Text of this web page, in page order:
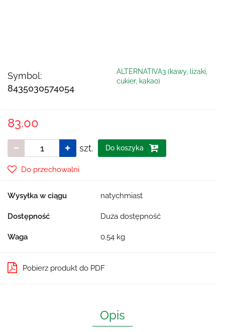
Symbol:
8435030574054
ALTERNATIVA3 (kawy, lizaki,
cukier, kakao)
83.00
szt. Do koszyka
Do przechowalni
Wysyłka w ciągu natychmiast
Dostępność Duża dostępność
Waga 0.54 kg
Pobierz produkt do PDF
Opis